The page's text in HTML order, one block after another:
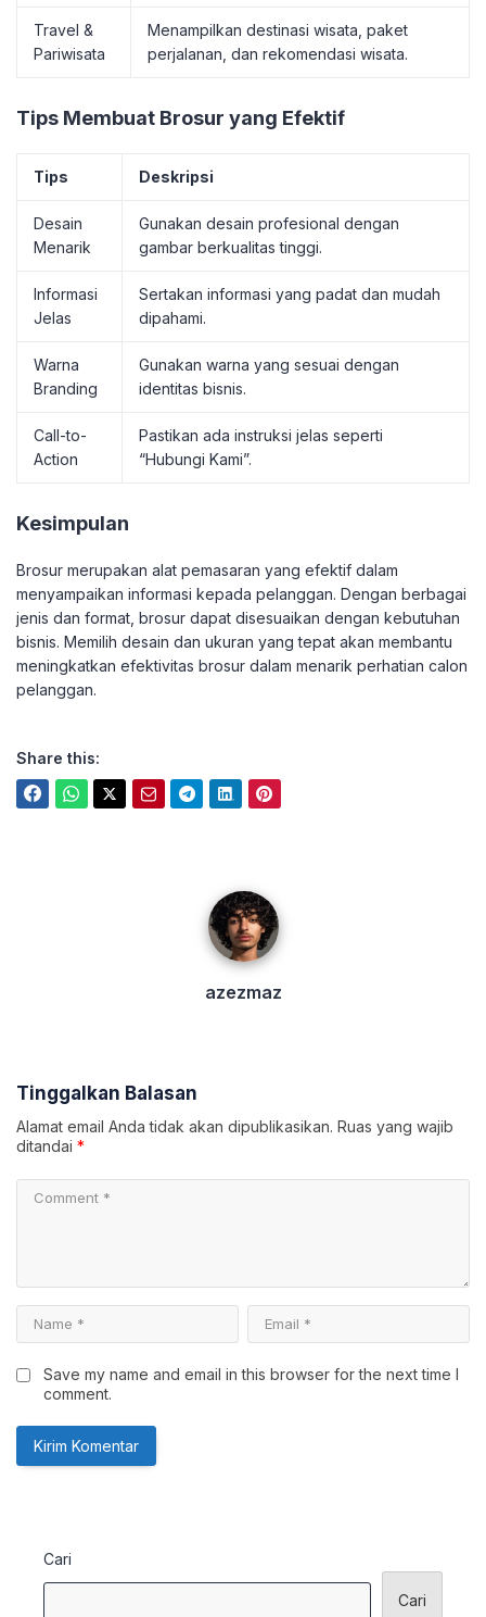
Travel &
Pariwisata
Menampilkan destinasi wisata, paket
perjalanan, dan rekomendasi wisata.
Tips Membuat Brosur yang Efektif
Tips Deskripsi
Desain
Menarik
Gunakan desain profesional dengan
gambar berkualitas tinggi.
Informasi
Jelas
Sertakan informasi yang padat dan mudah
dipahami.
Warna
Branding
Gunakan warna yang sesuai dengan
identitas bisnis.
Call-to-
Action
Pastikan ada instruksi jelas seperti
“Hubungi Kami”.
Kesimpulan
Brosur merupakan alat pemasaran yang efektif dalam
menyampaikan informasi kepada pelanggan. Dengan berbagai
jenis dan format, brosur dapat disesuaikan dengan kebutuhan
bisnis. Memilih desain dan ukuran yang tepat akan membantu
meningkatkan efektivitas brosur dalam menarik perhatian calon
pelanggan.
Share this:
azezmaz
Tinggalkan Balasan
Alamat email Anda tidak akan dipublikasikan. Ruas yang wajib
ditandai *
Save my name and email in this browser for the next time I
comment.
Cari
Cari